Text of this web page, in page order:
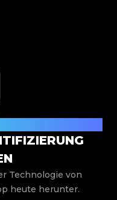
Technologie von
heute herunter.